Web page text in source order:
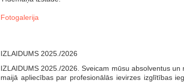
Fotogalerija
IZLAIDUMS 2025./2026
IZLAIDUMS 2025./2026. Sveicam mūsu absolventus
maijā apliecības par profesionālās ievirzes izglītības